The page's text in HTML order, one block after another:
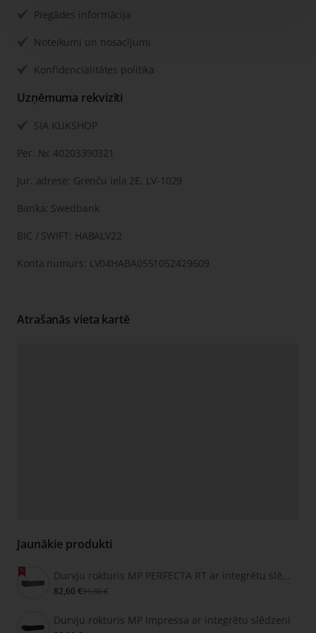
Piegādes informācija
Noteikumi un nosacījumi
Konfidencialitātes politika
Uzņēmuma rekvizīti
SIA KLIKSHOP
Рег. №: 40203390321
Jur. adrese: Grenču iela 2E, LV-1029
Banka: Swedbank
BIC / SWIFT: HABALV22
Konta numurs: LV04HABA0551052429609
Atrašanās vieta kartē
Jaunākie produkti
82,60 €91,80 €
Durvju rokturis MP Impressa ar integrētu slēdzeni